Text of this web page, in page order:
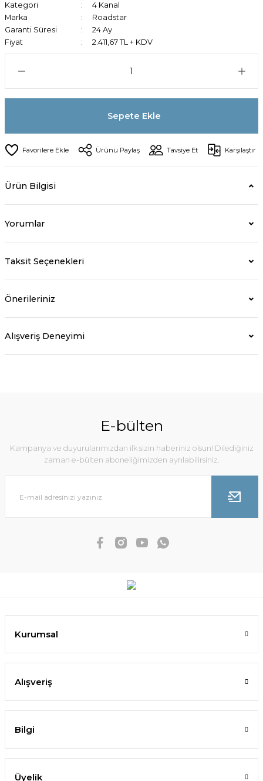
Kategori
4 Kanal
Marka
Roadstar
Garanti Süresi
24 Ay
Fiyat
2.411,67 TL + KDV
Sepete Ekle
Ürünü Paylaş Tavsiye Et Karşılaştır
Ürün Bilgisi
Yorumlar
Taksit Seçenekleri
Önerileriniz
Alışveriş Deneyimi
E-bülten
Kampanya ve duyurularımızdan ilk sizin haberiniz olsun! Dilediğiniz
zaman e-bülten aboneliğimizden ayrılabilirsiniz.
Kurumsal
Alışveriş
Bilgi
Üyelik